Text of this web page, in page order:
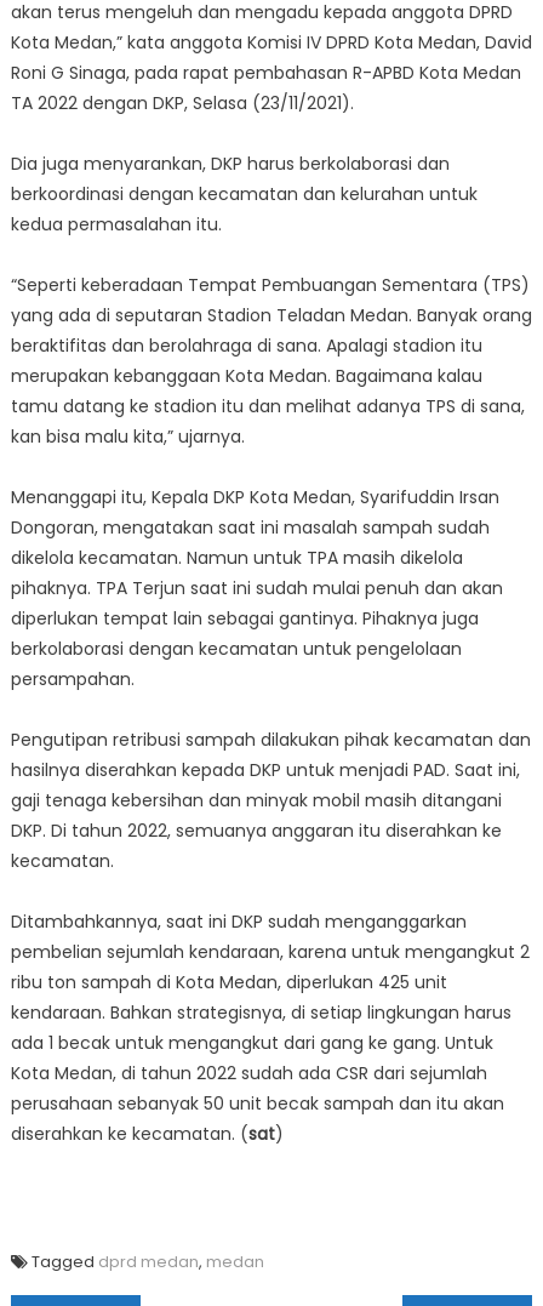
akan terus mengeluh dan mengadu kepada anggota DPRD
Kota Medan,” kata anggota Komisi IV DPRD Kota Medan, David
Roni G Sinaga, pada rapat pembahasan R-APBD Kota Medan
TA 2022 dengan DKP, Selasa (23/11/2021).
Dia juga menyarankan, DKP harus berkolaborasi dan
berkoordinasi dengan kecamatan dan kelurahan untuk
kedua permasalahan itu.
“Seperti keberadaan Tempat Pembuangan Sementara (TPS)
yang ada di seputaran Stadion Teladan Medan. Banyak orang
beraktifitas dan berolahraga di sana. Apalagi stadion itu
merupakan kebanggaan Kota Medan. Bagaimana kalau
tamu datang ke stadion itu dan melihat adanya TPS di sana,
kan bisa malu kita,” ujarnya.
Menanggapi itu, Kepala DKP Kota Medan, Syarifuddin Irsan
Dongoran, mengatakan saat ini masalah sampah sudah
dikelola kecamatan. Namun untuk TPA masih dikelola
pihaknya. TPA Terjun saat ini sudah mulai penuh dan akan
diperlukan tempat lain sebagai gantinya. Pihaknya juga
berkolaborasi dengan kecamatan untuk pengelolaan
persampahan.
Pengutipan retribusi sampah dilakukan pihak kecamatan dan
hasilnya diserahkan kepada DKP untuk menjadi PAD. Saat ini,
gaji tenaga kebersihan dan minyak mobil masih ditangani
DKP. Di tahun 2022, semuanya anggaran itu diserahkan ke
kecamatan.
Ditambahkannya, saat ini DKP sudah menganggarkan
pembelian sejumlah kendaraan, karena untuk mengangkut 2
ribu ton sampah di Kota Medan, diperlukan 425 unit
kendaraan. Bahkan strategisnya, di setiap lingkungan harus
ada 1 becak untuk mengangkut dari gang ke gang. Untuk
Kota Medan, di tahun 2022 sudah ada CSR dari sejumlah
perusahaan sebanyak 50 unit becak sampah dan itu akan
diserahkan ke kecamatan. (sat)
Tagged dprd medan, medan